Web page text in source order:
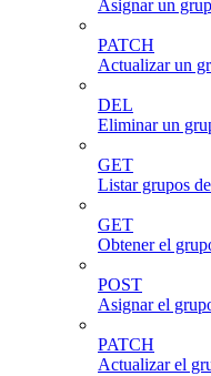
Asignar un
PATCH
Actualizar un
DEL
Eliminar un
GET
Listar grupos
GET
Obtener el
POST
Asignar el
PATCH
Actualizar el